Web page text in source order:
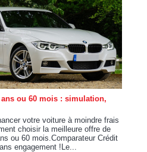
ou 60 mois : simulation,
votre voiture à moindre frais
choisir la meilleure offre de
ou 60 mois.Comparateur Crédit
engagement !Le...